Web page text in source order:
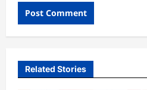
Related Stories